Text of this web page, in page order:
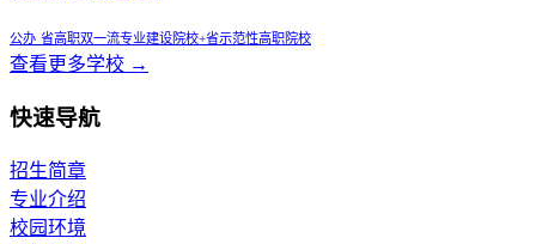
公办 省高职双一流专业建设院校+省示范性高职院校
查看更多学校 →
快速导航
招生简章
专业介绍
校园环境